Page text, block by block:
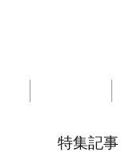
特集記事